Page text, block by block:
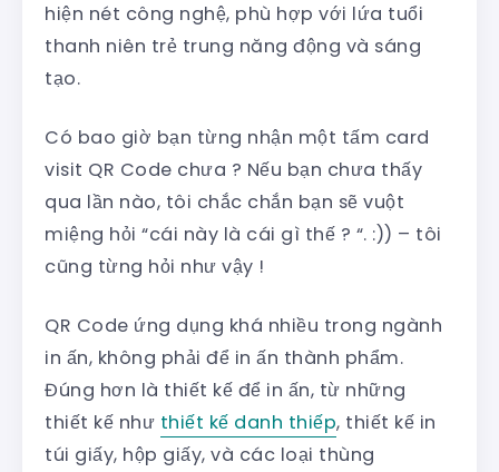
hiện nét công nghệ, phù hợp với lứa tuổi
thanh niên trẻ trung năng động và sáng
tạo.
Có bao giờ bạn từng nhận một tấm card
visit QR Code chưa ? Nếu bạn chưa thấy
qua lần nào, tôi chắc chắn bạn sẽ vuột
miệng hỏi “cái này là cái gì thế ? “. :)) – tôi
cũng từng hỏi như vậy !
QR Code ứng dụng khá nhiều trong ngành
in ấn, không phải để in ấn thành phẩm.
Đúng hơn là thiết kế để in ấn, từ những
thiết kế như thiết kế danh thiếp, thiết kế in
túi giấy, hộp giấy, và các loại thùng